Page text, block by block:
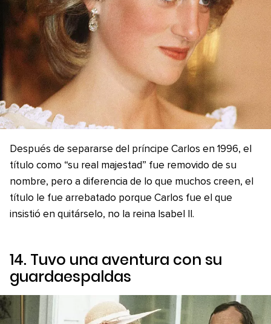
Después de separarse del príncipe Carlos en 1996, el
título como “su real majestad” fue removido de su
nombre, pero a diferencia de lo que muchos creen, el
título le fue arrebatado porque Carlos fue el que
insistió en quitárselo, no la reina Isabel II.
14. Tuvo una aventura con su
guardaespaldas